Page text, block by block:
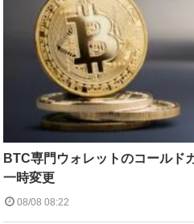
BTC専門ウォレットのコールド
一時変更
08/08 08:22